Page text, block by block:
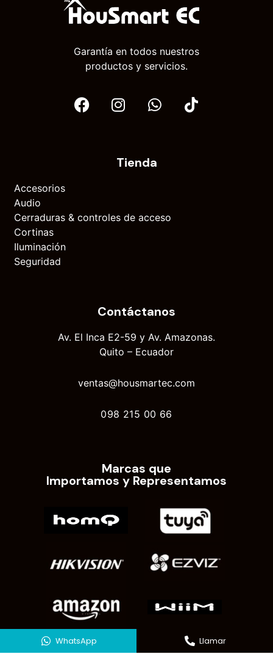
Garantía en todos nuestros
productos y servicios.
Tienda
Accesorios
Audio
Cerraduras & controles de acceso
Cortinas
Iluminación
Seguridad
Contáctanos
Av. El Inca E2-59 y Av. Amazonas.
Quito – Ecuador
ventas@housmartec.com
098 215 00 66
Marcas que
Importamos y Representamos
WhatsApp Llamar